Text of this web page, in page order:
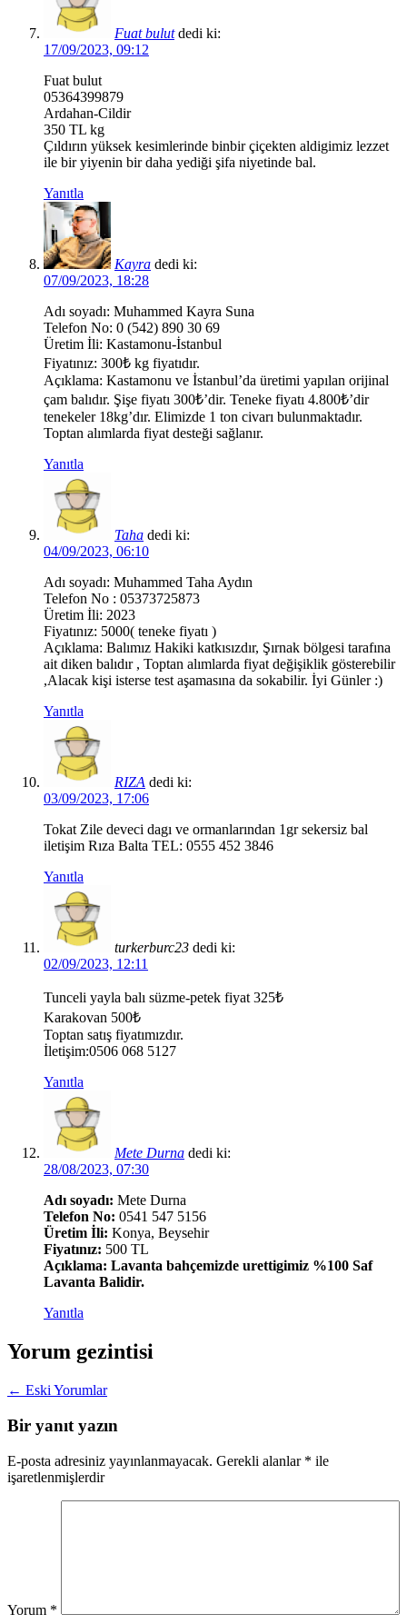
Fuat bulut dedi ki:
17/09/2023, 09:12
Fuat bulut
05364399879
Ardahan-Cildir
350 TL kg
Çıldırın yüksek kesimlerinde binbir çiçekten aldigimiz lezzet
ile bir yiyenin bir daha yediği şifa niyetinde bal.
Yanıtla
Kayra dedi ki:
07/09/2023, 18:28
Adı soyadı: Muhammed Kayra Suna
Telefon No: 0 (542) 890 30 69
Üretim İli: Kastamonu-İstanbul
Fiyatınız: 300₺ kg fiyatıdır.
Açıklama: Kastamonu ve İstanbul’da üretimi yapılan orijinal
çam balıdır. Şişe fiyatı 300₺’dir. Teneke fiyatı 4.800₺’dir
tenekeler 18kg’dır. Elimizde 1 ton civarı bulunmaktadır.
Toptan alımlarda fiyat desteği sağlanır.
Yanıtla
Taha dedi ki:
04/09/2023, 06:10
Adı soyadı: Muhammed Taha Aydın
Telefon No : 05373725873
Üretim İli: 2023
Fiyatınız: 5000( teneke fiyatı )
Açıklama: Balımız Hakiki katkısızdır, Şırnak bölgesi tarafına
ait diken balıdır , Toptan alımlarda fiyat değişiklik gösterebilir
,Alacak kişi isterse test aşamasına da sokabilir. İyi Günler :)
Yanıtla
RIZA dedi ki:
03/09/2023, 17:06
Tokat Zile deveci dagı ve ormanlarından 1gr sekersiz bal
iletişim Rıza Balta TEL: 0555 452 3846
Yanıtla
turkerburc23 dedi ki:
02/09/2023, 12:11
Tunceli yayla balı süzme-petek fiyat 325₺
Karakovan 500₺
Toptan satış fiyatımızdır.
İletişim:0506 068 5127
Yanıtla
Mete Durna dedi ki:
28/08/2023, 07:30
Adı soyadı: Mete Durna
Telefon No: 0541 547 5156
Üretim İli: Konya, Beysehir
Fiyatınız: 500 TL
Açıklama: Lavanta bahçemizde urettigimiz %100 Saf
Lavanta Balidir.
Yanıtla
Yorum gezintisi
← Eski Yorumlar
Bir yanıt yazın
E-posta adresiniz yayınlanmayacak. Gerekli alanlar * ile
işaretlenmişlerdir
Yorum *